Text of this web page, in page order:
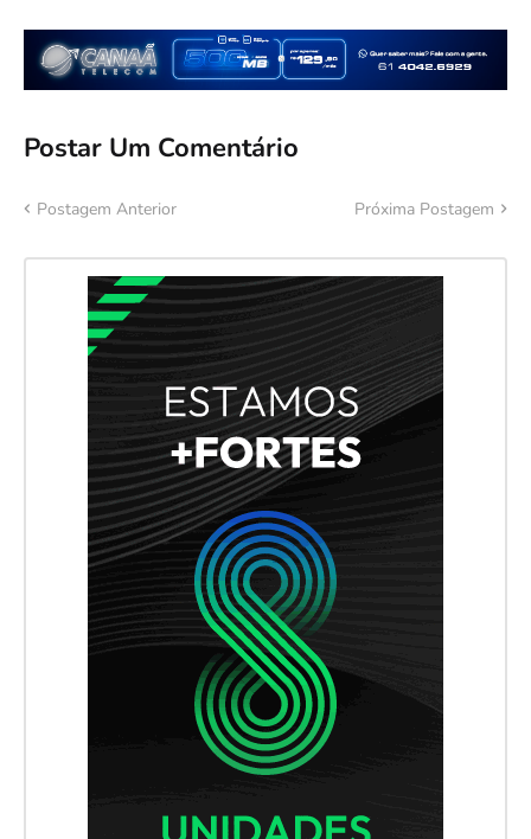
Postar Um Comentário
Postagem Anterior Próxima Postagem